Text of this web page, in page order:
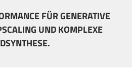
. Abhängig von der
Modelle können 64GB - 128GB
verbaute SSD-Systemlaufwerk
FÜR GENERATIVE
UND KOMPLEXE